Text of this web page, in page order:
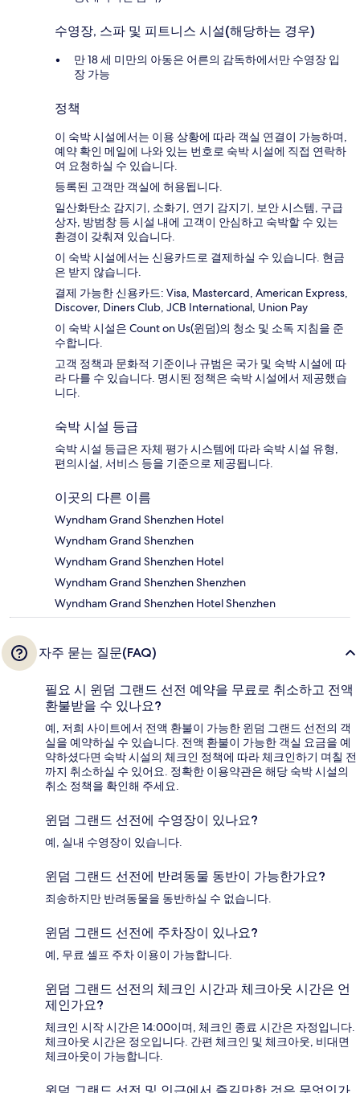
수영장, 스파 및 피트니스 시설(해당하는 경우)
만 18 세 미만의 아동은 어른의 감독하에서만 수영장 입
장 가능
정책
이 숙박 시설에서는 이용 상황에 따라 객실 연결이 가능하며,
예약 확인 메일에 나와 있는 번호로 숙박 시설에 직접 연락하
여 요청하실 수 있습니다.
등록된 고객만 객실에 허용됩니다.
일산화탄소 감지기, 소화기, 연기 감지기, 보안 시스템, 구급
상자, 방범창 등 시설 내에 고객이 안심하고 숙박할 수 있는
환경이 갖춰져 있습니다.
이 숙박 시설에서는 신용카드로 결제하실 수 있습니다. 현금
은 받지 않습니다.
결제 가능한 신용카드: Visa, Mastercard, American Express,
Discover, Diners Club, JCB International, Union Pay
이 숙박 시설은 Count on Us(윈덤)의 청소 및 소독 지침을 준
수합니다.
고객 정책과 문화적 기준이나 규범은 국가 및 숙박 시설에 따
라 다를 수 있습니다. 명시된 정책은 숙박 시설에서 제공했습
니다.
숙박 시설 등급
숙박 시설 등급은 자체 평가 시스템에 따라 숙박 시설 유형,
편의시설, 서비스 등을 기준으로 제공됩니다.
이곳의 다른 이름
Wyndham Grand Shenzhen Hotel
Wyndham Grand Shenzhen
Wyndham Grand Shenzhen Hotel
Wyndham Grand Shenzhen Shenzhen
Wyndham Grand Shenzhen Hotel Shenzhen
자주 묻는 질문(FAQ)
필요 시 윈덤 그랜드 선전 예약을 무료로 취소하고 전액
환불받을 수 있나요?
예, 저희 사이트에서 전액 환불이 가능한 윈덤 그랜드 선전의 객
실을 예약하실 수 있습니다. 전액 환불이 가능한 객실 요금을 예
약하셨다면 숙박 시설의 체크인 정책에 따라 체크인하기 며칠 전
까지 취소하실 수 있어요. 정확한 이용약관은 해당 숙박 시설의
취소 정책을 확인해 주세요.
윈덤 그랜드 선전에 수영장이 있나요?
예, 실내 수영장이 있습니다.
윈덤 그랜드 선전에 반려동물 동반이 가능한가요?
죄송하지만 반려동물을 동반하실 수 없습니다.
윈덤 그랜드 선전에 주차장이 있나요?
예, 무료 셀프 주차 이용이 가능합니다.
윈덤 그랜드 선전의 체크인 시간과 체크아웃 시간은 언
제인가요?
체크인 시작 시간은 14:00이며, 체크인 종료 시간은 자정입니다.
체크아웃 시간은 정오입니다. 간편 체크인 및 체크아웃, 비대면
체크아웃이 가능합니다.